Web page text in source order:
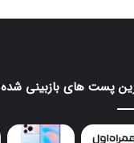
پست های بازبینی شده
هواوی
nova
16
SE